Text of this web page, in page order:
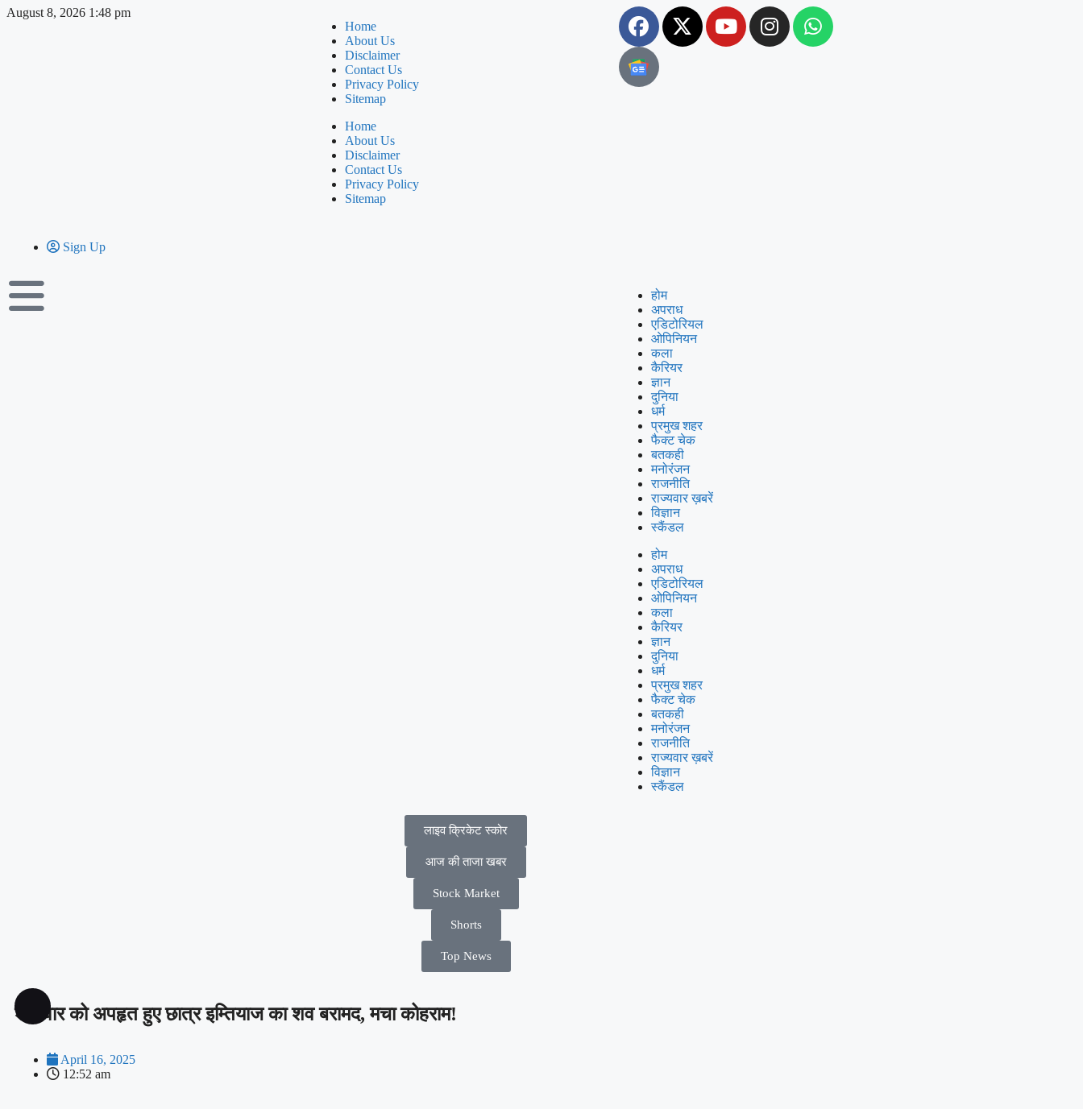
August 8, 2026 1:48 pm
Home
About Us
Disclaimer
Contact Us
Privacy Policy
Sitemap
Home
About Us
Disclaimer
Contact Us
Privacy Policy
Sitemap
Sign Up
होम
अपराध
एडिटोरियल
ओपिनियन
कला
कैरियर
ज्ञान
दुनिया
धर्म
प्रमुख शहर
फैक्ट चेक
बतकही
मनोरंजन
राजनीति
राज्यवार ख़बरें
विज्ञान
स्कैंडल
होम
अपराध
एडिटोरियल
ओपिनियन
कला
कैरियर
ज्ञान
दुनिया
धर्म
प्रमुख शहर
फैक्ट चेक
बतकही
मनोरंजन
राजनीति
राज्यवार ख़बरें
विज्ञान
स्कैंडल
लाइव क्रिकेट स्कोर
आज की ताजा खबर
Stock Market
Shorts
Top News
शनिवार को अपहृत हुए छात्र इम्तियाज का शव बरामद, मचा कोहराम!
April 16, 2025
12:52 am